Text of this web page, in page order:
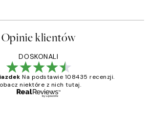
Opinie klientów
DOSKONALI
Na podstawie 108435 recenzji.
niektóre z nich tutaj.